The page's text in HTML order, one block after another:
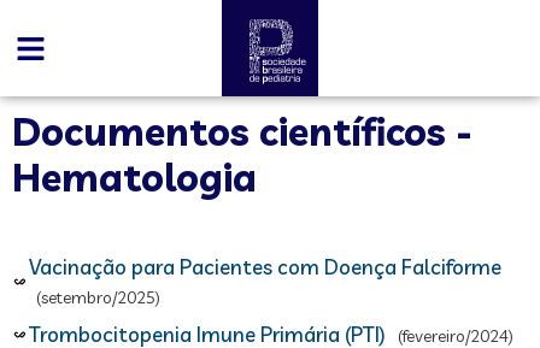
Documentos científicos -
Hematologia
Vacinação para Pacientes com Doença Falciforme
(setembro/2025)
Trombocitopenia Imune Primária (PTI) (fevereiro/2024)